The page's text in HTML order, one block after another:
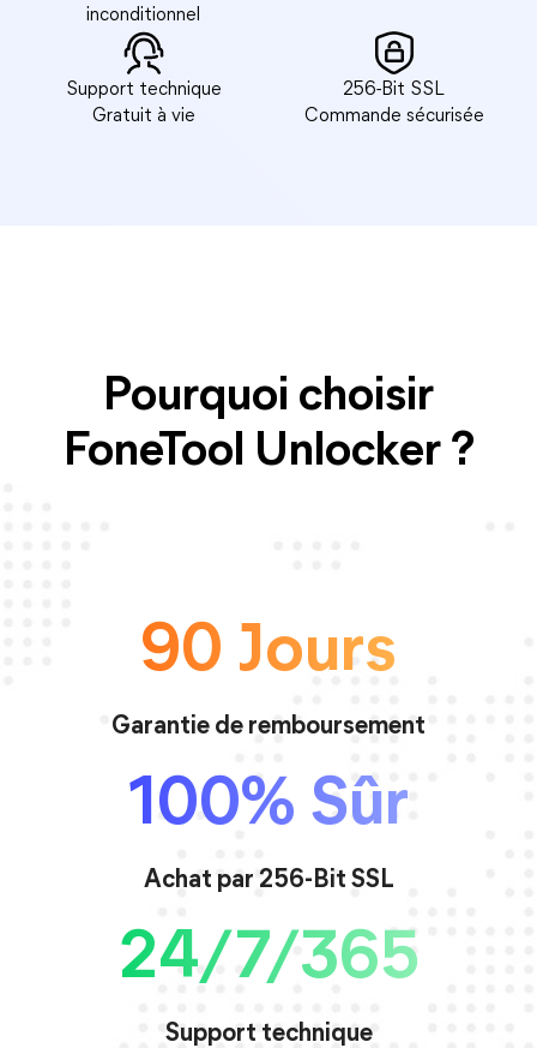
inconditionnel
Support technique
Gratuit à vie
256-Bit SSL
Commande sécurisée
Pourquoi choisir
FoneTool Unlocker ?
90 Jours
Garantie de remboursement
100% Sûr
Achat par 256-Bit SSL
24/7/365
Support technique